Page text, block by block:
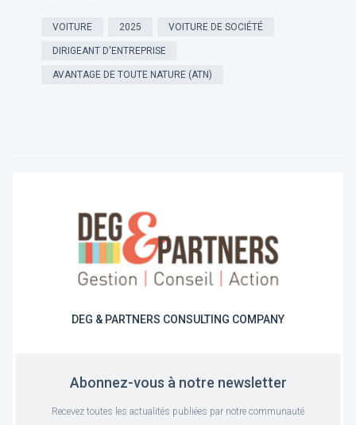
VOITURE 2025 VOITURE DE SOCIÉTÉ
DIRIGEANT D'ENTREPRISE
AVANTAGE DE TOUTE NATURE (ATN)
DEG & PARTNERS CONSULTING COMPANY
Abonnez-vous à notre newsletter
Recevez toutes les actualités publiées par notre communauté